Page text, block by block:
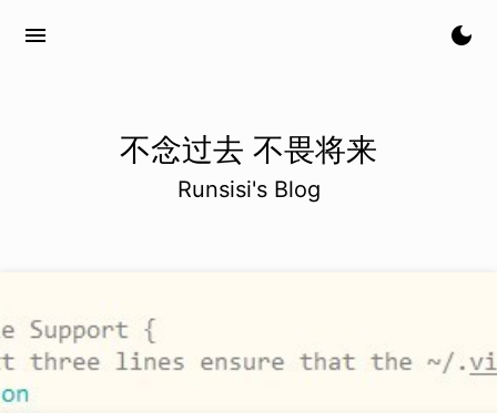
menu dark_mode
不念过去 不畏将来
Runsisi's Blog